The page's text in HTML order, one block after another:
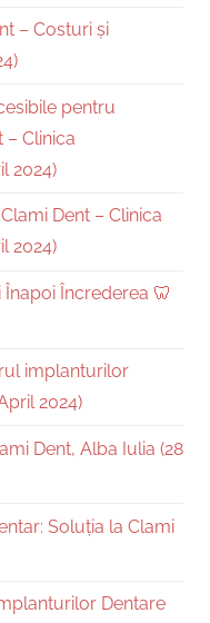
– Costuri și
pentru
– Clinica
2024)
Dent – Clinica
2024)
Încrederea 🦷
implanturilor
2024)
Dent, Alba Iulia (28
Soluția la Clami
Dentare